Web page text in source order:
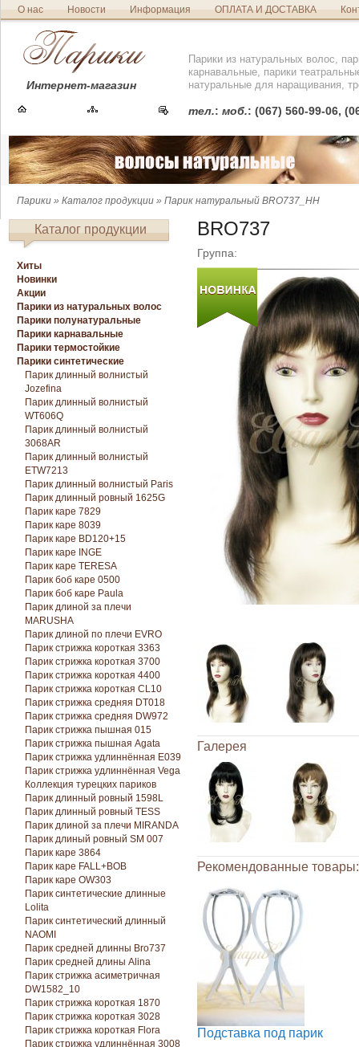
О нас Новости Информация ОПЛАТА И ДОСТАВКА
Интернет-магазин
Парики из натуральных волос,
карнавальные, парики
натуральные для наращивания,
тел.: моб.: (067) 560-99-06,
Парики » Каталог продукции » Парик натуральный BRO737_HH
Каталог продукции
Хиты
Новинки
Акции
Парики из натуральных волос
Парики полунатуральные
Парики карнавальные
Парики термостойкие
Парики синтетические
Парик длинный волнистый
Jozefina
Парик длинный волнистый
WT606Q
Парик длинный волнистый
3068AR
Парик длинный волнистый
ETW7213
Парик длинный волнистый Paris
Парик длинный ровный 1625G
Парик каре 7829
Парик каре 8039
Парик каре BD120+15
Парик каре INGE
Парик каре TERESA
Парик боб каре 0500
Парик боб каре Paula
Парик длиной за плечи
MARUSHA
Парик длиной по плечи EVRO
Парик стрижка короткая 3363
Парик стрижка короткая 3700
Парик стрижка короткая 4400
Парик стрижка короткая CL10
Парик стрижка средняя DT018
Парик стрижка средняя DW972
Парик стрижка пышная 015
Парик стрижка пышная Agata
Парик стрижка удлиннённая E039
Парик стрижка удлиннённая Vega
Коллекция турецких париков
Парик длинный ровный 1598L
Парик длинный ровный TESS
Парик длиной за плечи MIRANDA
Парик длиный ровный SM 007
Парик каре 3864
Парик каре FALL+BOB
Парик каре OW303
Парик синтетические длинные
Lolita
Парик синтетический длинный
NAOMI
Парик средней длинны Bro737
Парик средней длины Alina
Парик стрижка асиметричная
DW1582_10
Парик стрижка короткая 1870
Парик стрижка короткая 3028
Парик стрижка короткая Florа
Парик стрижка удлиннённая 3008
BRO737
Группа:
Галерея
Рекомендованные товары:
Подставка под парик